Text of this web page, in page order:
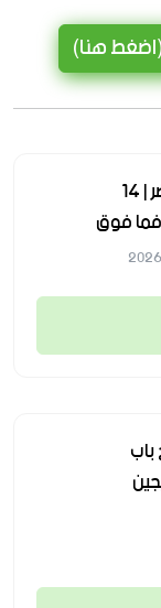
هنا)
شركة نيوم للهيدروجين الأخضر | 14
فوق